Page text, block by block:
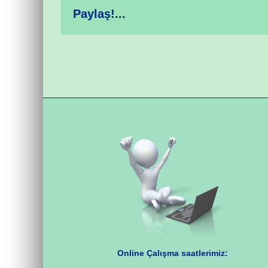
Paylaş!...
Online Çalışma saatlerimiz: